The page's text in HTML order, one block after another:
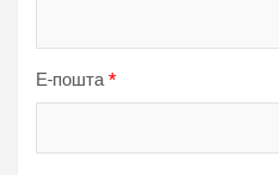
Е-пошта*